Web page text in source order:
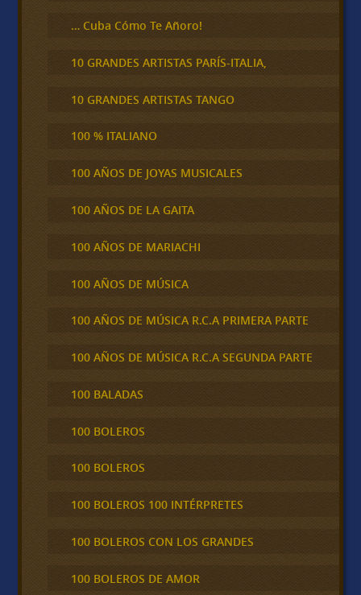
… Cuba Cómo Te Añoro!
10 GRANDES ARTISTAS PARÍS-ITALIA,
10 GRANDES ARTISTAS TANGO
100 % ITALIANO
100 AÑOS DE JOYAS MUSICALES
100 AÑOS DE LA GAITA
100 AÑOS DE MARIACHI
100 AÑOS DE MÚSICA
100 AÑOS DE MÚSICA R.C.A PRIMERA PARTE
100 AÑOS DE MÚSICA R.C.A SEGUNDA PARTE
100 BALADAS
100 BOLEROS
100 BOLEROS
100 BOLEROS 100 INTÉRPRETES
100 BOLEROS CON LOS GRANDES
100 BOLEROS DE AMOR